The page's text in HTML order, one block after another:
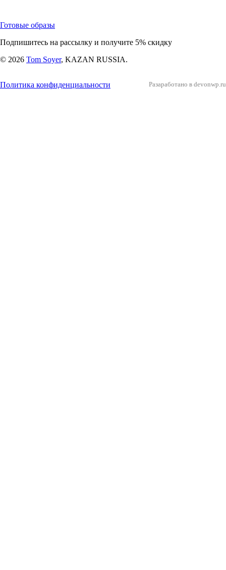
Готовые образы
Подпишитесь на рассылку и получите 5% скидку
© 2026 Tom Soyer, KAZAN RUSSIA.
Политика конфиденциальности Разаработано в devonwp.ru